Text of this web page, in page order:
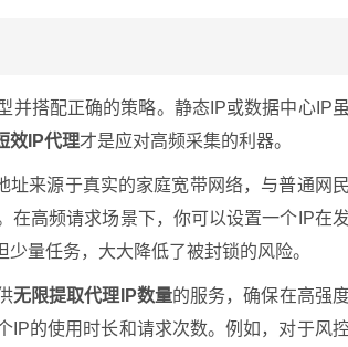
并搭配正确的策略。静态IP或数据中心IP虽
效IP代理才是应对高频采集的利器。
来源于真实的家庭宽带网络，与普通网民
在高频请求场景下，你可以设置一个IP在发
量任务，大大降低了被封锁的风险。
无限提取代理IP数量的服务，确保在高强
IP的使用时长和请求次数。例如，对于风